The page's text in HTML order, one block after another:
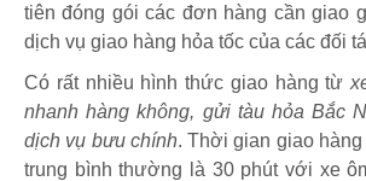
tiên đóng gói các đơn hàng cần giao
dịch vụ giao hàng hỏa tốc của các đối
Có rất nhiều hình thức giao hàng từ
nhanh hàng không, gửi tàu hỏa Bắc
dịch vụ bưu chính. Thời gian giao hàng
trung bình thường là 30 phút với xe